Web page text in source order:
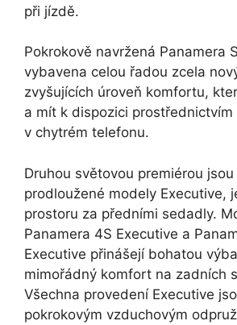
při jízdě.
Pokrokově navržená Panamera
vybavena celou řadou zcela
zvyšujících úroveň komfortu,
a mít k dispozici prostřednictvím
v chytrém telefonu.
Druhou světovou premiérou jsou
prodloužené modely Executive,
prostoru za předními sedadly.
Panamera 4S Executive a
Executive přinášejí bohatou
mimořádný komfort na zadních
Všechna provedení Executive
pokrokovým vzduchovým